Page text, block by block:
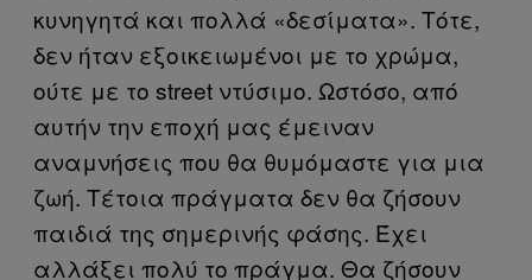
κυνηγητά και πολλά «δεσίματα». Τότε,
δεν ήταν εξοικειωμένοι με το χρώμα,
ούτε με το street ντύσιμο. Ωστόσο, από
αυτήν την εποχή μας έμειναν
αναμνήσεις που θα θυμόμαστε για μια
ζωή. Τέτοια πράγματα δεν θα ζήσουν
παιδιά της σημερινής φάσης. Έχει
αλλάξει πολύ το πράγμα. Θα ζήσουν